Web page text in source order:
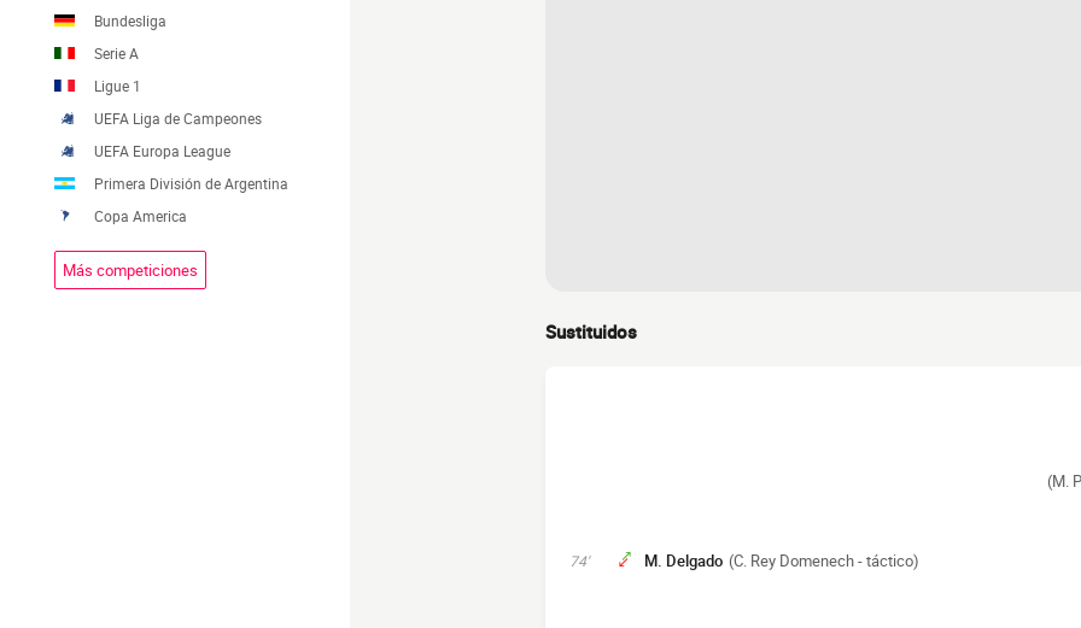
Bundesliga
Serie A
Ligue 1
UEFA Liga de Campeones
UEFA Europa League
Primera División de Argentina
Copa America
Más competiciones
Sustituidos
(M.
74' M. Delgado (C. Rey Domenech - táctico)